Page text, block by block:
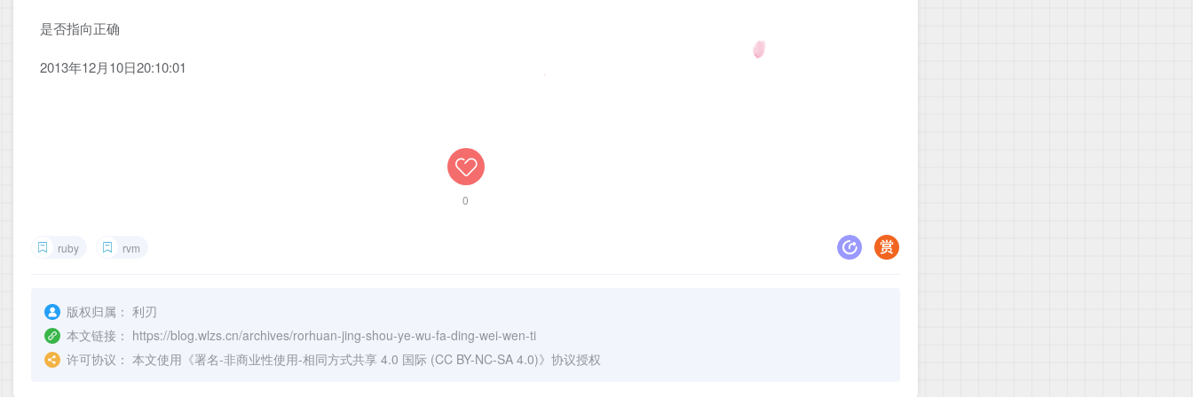
是否指向正确
2013年12月10日20:10:01
0
ruby rvm
版权归属： 利刃
本文链接： https://blog.wlzs.cn/archives/rorhuan-jing-shou-ye-wu-fa-ding-wei-wen-ti
许可协议： 本文使用《署名-非商业性使用-相同方式共享 4.0 国际 (CC BY-NC-SA 4.0)》协议授权